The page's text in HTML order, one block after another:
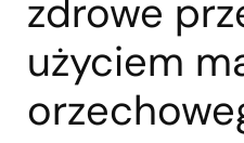
zdrowe
użyciem